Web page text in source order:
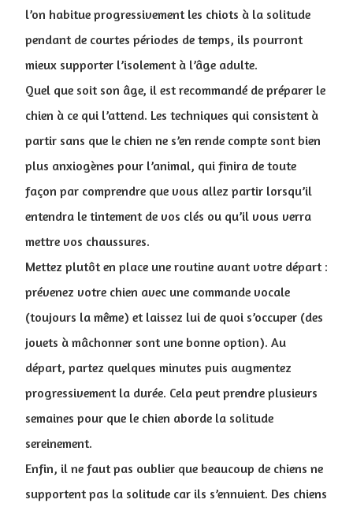
l’on habitue progressivement les chiots à la solitude
pendant de courtes périodes de temps, ils pourront
mieux supporter l’isolement à l’âge adulte.
Quel que soit son âge, il est recommandé de préparer le
chien à ce qui l’attend. Les techniques qui consistent à
partir sans que le chien ne s’en rende compte sont bien
plus anxiogènes pour l’animal, qui finira de toute
façon par comprendre que vous allez partir lorsqu’il
entendra le tintement de vos clés ou qu’il vous verra
mettre vos chaussures.
Mettez plutôt en place une routine avant votre départ :
prévenez votre chien avec une commande vocale
(toujours la même) et laissez lui de quoi s’occuper (des
jouets à mâchonner sont une bonne option). Au
départ, partez quelques minutes puis augmentez
progressivement la durée. Cela peut prendre plusieurs
semaines pour que le chien aborde la solitude
sereinement.
Enfin, il ne faut pas oublier que beaucoup de chiens ne
supportent pas la solitude car ils s’ennuient. Des chiens